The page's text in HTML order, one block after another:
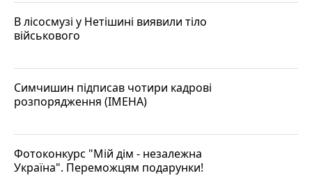
В лісосмузі у Нетішині виявили тіло
військового
Симчишин підписав чотири кадрові
розпорядження (ІМЕНА)
Фотоконкурс "Мій дім - незалежна
Україна". Переможцям подарунки!